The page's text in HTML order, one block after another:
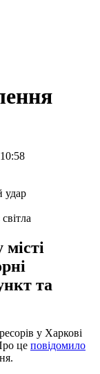
та
у Харкові
це повідомило